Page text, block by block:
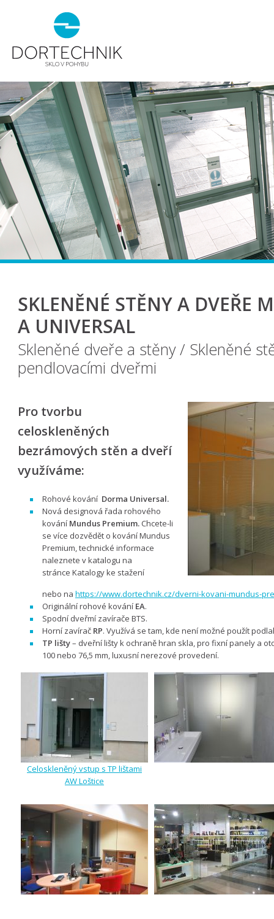
SKLENĚNÉ STĚNY A DVEŘE
A UNIVERSAL
Skleněné dveře a stěny/ Skleněné
pendlovacími dveřmi
Pro tvorbu
celoskleněných
bezrámových stěn a dveří
využíváme:
Rohové kování Dorma Universal.
Nová designová řada rohového
kování Mundus Premium. Chcete-li
se více dozvědět o kování Mundus
Premium, technické informace
naleznete v katalogu na
stránce Katalogyke stažení
nebo na https://www.dortechnik.cz/dverni-kovani-mundus-
Originální rohové kování EA.
Spodní dveřmí zavírače BTS.
Horní zavírač RP. Využívá se tam, kde není možné použít
TP lišty– dveřní lišty k ochraně hran skla, pro fixní panely a
100 nebo 76,5 mm, luxusní nerezové provedení.
Celoskleněný vstup s TP lištami
AW Loštice